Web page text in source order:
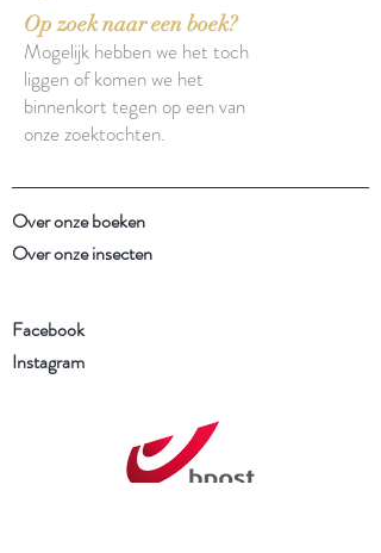
Op zoek naar een boek?
Mogelijk hebben we het toch
liggen of komen we het
binnenkort tegen op een van
onze zoektochten.
Over onze boeken
Over onze insecten
Facebook
Instagram